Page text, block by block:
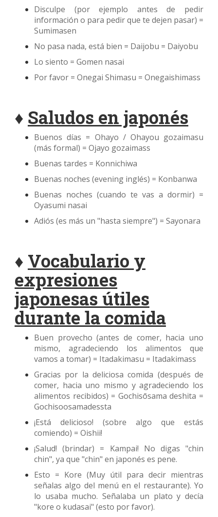
Disculpe (por ejemplo antes de pedir
información o para pedir que te dejen pasar) =
Sumimasen
No pasa nada, está bien = Daijobu = Daiyobu
Lo siento = Gomen nasai
Por favor = Onegai Shimasu = Onegaishimass
♦ Saludos en japonés
Buenos días = Ohayo / Ohayou gozaimasu
(más formal) = Ojayo gozaimass
Buenas tardes = Konnichiwa
Buenas noches (evening inglés) = Konbanwa
Buenas noches (cuando te vas a dormir) =
Oyasumi nasai
Adiós (es más un "hasta siempre") = Sayonara
♦ Vocabulario y
expresiones
japonesas útiles
durante la comida
Buen provecho (antes de comer, hacia uno
mismo, agradeciendo los alimentos que
vamos a tomar) = Itadakimasu = Itadakimass
Gracias por la deliciosa comida (después de
comer, hacia uno mismo y agradeciendo los
alimentos recibidos) = Gochisōsama deshita =
Gochisoosamadessta
¡Está delicioso! (sobre algo que estás
comiendo) = Oishii!
¡Salud! (brindar) = Kampai! No digas "chin
chin", ya que "chin" en japonés es pene.
Esto = Kore (Muy útil para decir mientras
señalas algo del menú en el restaurante). Yo
lo usaba mucho. Señalaba un plato y decía
"kore o kudasai" (esto por favor).